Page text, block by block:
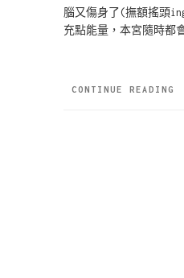
腦又傷身了(撫額搖頭
充點能量，本宮隨時都
CONTINUE READING